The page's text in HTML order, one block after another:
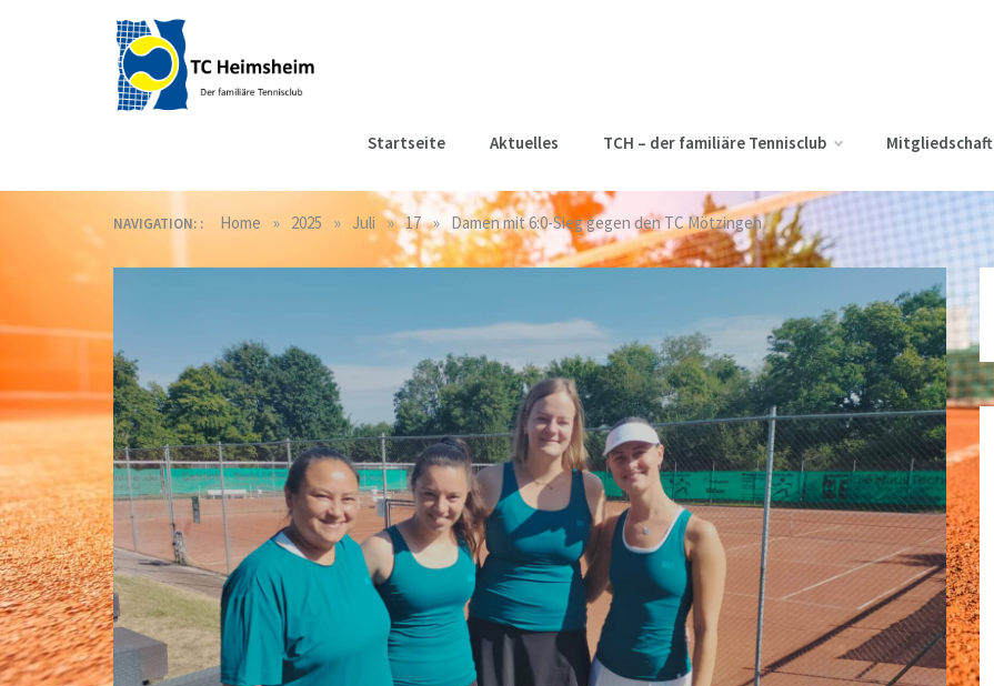
Startseite Aktuelles TCH – der familiäre Tennisclub Mitgliedschaft
NAVIGATION: : Home » 2025 » Juli » 17 » Damen mit 6:0-Sieg gegen den TC Mötzingen